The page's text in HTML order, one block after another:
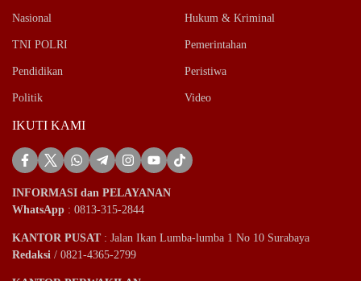
Nasional Hukum & Kriminal
TNI POLRI Pemerintahan
Pendidikan Peristiwa
Politik Video
IKUTI KAMI
INFORMASI dan PELAYANAN
WhatsApp : 0813-315-2844
KANTOR PUSAT: Jalan Ikan Lumba-lumba 1 No 10 Surabaya
Redaksi / 0821-4365-2799